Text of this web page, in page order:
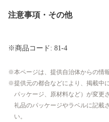
注意事項・その他
※商品コード: 81-4
本ページは、提供自治体からの情
提供元の都合などにより、掲載中
パッケージ、原材料など）が変更
礼品のパッケージやラベルに記載
い。